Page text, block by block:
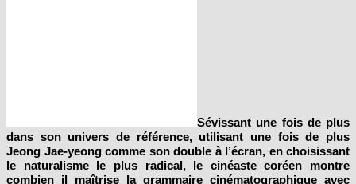
Sévissant une fois de plus
dans son univers de référence, utilisant une fois de plus
Jeong Jae-yeong comme son double à l’écran, en choisissant
le naturalisme le plus radical, le cinéaste coréen montre